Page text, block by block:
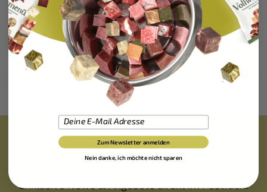
Der Frischebewahrer Entdecken Sie unseren
Beutelclip, der Ihre Graf Barf Produkte länger
frisch hält und gleichzeitig umwelt…Mehr
Bewertungen
Newsletter-Vorteil: 10 %
Rabatt!
Exklusive News & Angebote direkt im Postfach.
Zum Newsletter anmelden
Nein danke, ich möchte nicht sparen